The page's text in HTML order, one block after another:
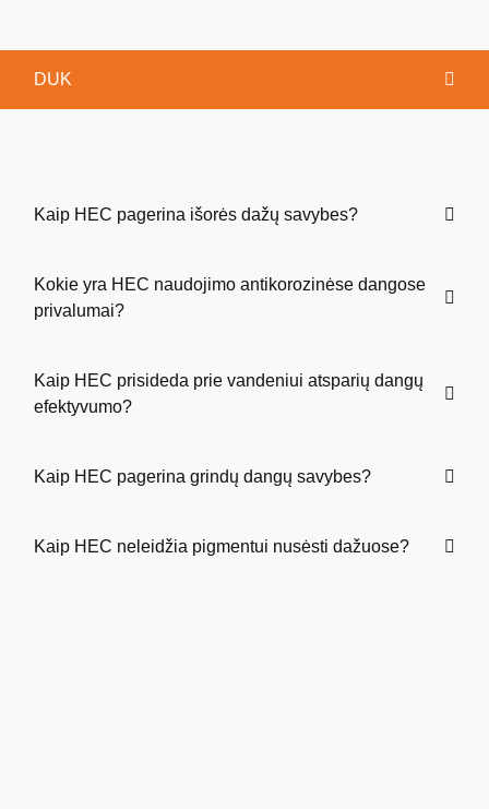
DUK
Kaip HEC pagerina išorės dažų savybes?
Kokie yra HEC naudojimo antikorozinėse dangose
privalumai?
Kaip HEC prisideda prie vandeniui atsparių dangų
efektyvumo?
Kaip HEC pagerina grindų dangų savybes?
Kaip HEC neleidžia pigmentui nusėsti dažuose?